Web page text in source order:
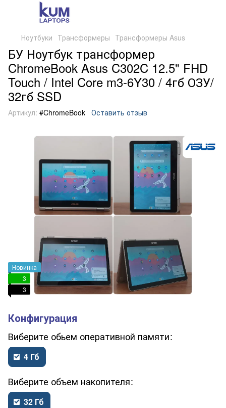
Ноутбуки Трансформеры Трансформеры Asus
БУ Ноутбук трансформер
ChromeBook Asus C302C 12.5" FHD
Touch / Intel Core m3-6Y30 / 4гб ОЗУ/
32гб SSD
Артикул: #ChromeBook Оставить отзыв
Новинка
3
3
обьем оперативной памяти
4 Гб
объем накопителя
32 Гб